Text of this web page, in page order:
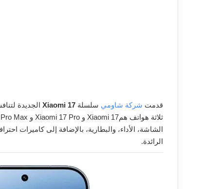
قدمت شركة شاومي سلسلة Xiaomi 17 الجديدة
الرائدة.